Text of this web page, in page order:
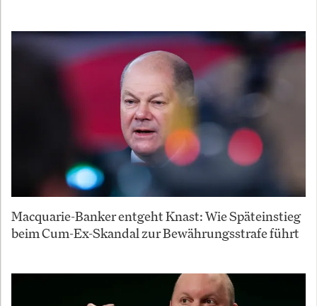
Macquarie-Banker entgeht Knast: Wie Späteinstieg
beim Cum-Ex-Skandal zur Bewährungsstrafe führt